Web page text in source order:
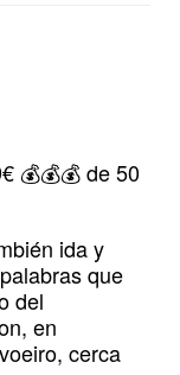
💰💰💰 de 50
ida y
que
del
en
cerca